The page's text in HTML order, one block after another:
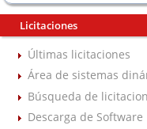
Licitaciones
Últimas licitaciones
Área de sistemas
Búsqueda de
Descarga de Software